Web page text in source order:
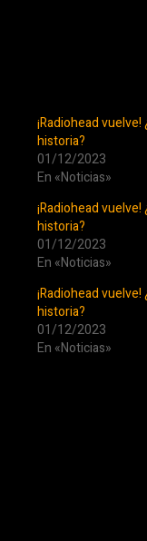
¡Radiohead
historia?
01/12/2023
En «Noticias»
¡Radiohead
historia?
01/12/2023
En «Noticias»
¡Radiohead
historia?
01/12/2023
En «Noticias»